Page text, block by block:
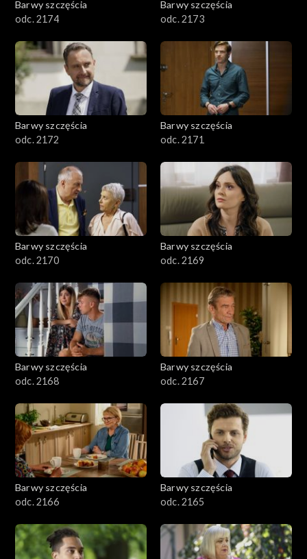
Barwy szczęścia
odc. 2174
Barwy szczęścia
odc. 2173
Barwy szczęścia
odc. 2172
Barwy szczęścia
odc. 2171
Barwy szczęścia
odc. 2170
Barwy szczęścia
odc. 2169
Barwy szczęścia
odc. 2168
Barwy szczęścia
odc. 2167
Barwy szczęścia
odc. 2166
Barwy szczęścia
odc. 2165